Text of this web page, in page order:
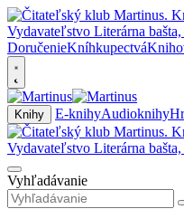
DoručenieKníhkupectvá
Knihy E-knihyAudioknihy
Vyhľadávanie